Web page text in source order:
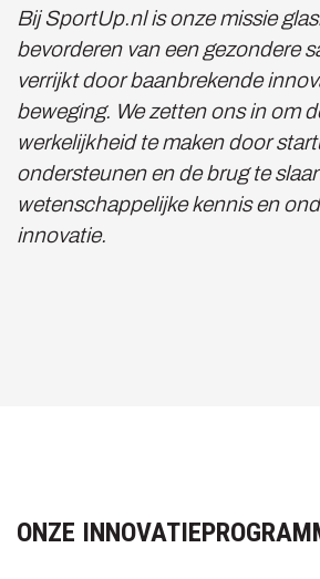
Bij SportUp.nl is onze missie
bevorderen van een gezondere
verrijkt door baanbrekende
beweging. We zetten ons in om
werkelijkheid te maken door
ondersteunen en de brug te
wetenschappelijke kennis en
innovatie.
ONZE